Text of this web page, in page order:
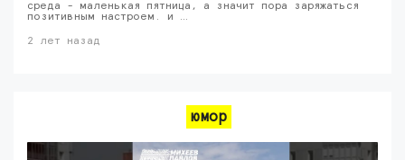
среда - маленькая пятница, а значит пора заряжаться
позитивным настроем. и …
2 лет назад
юмор